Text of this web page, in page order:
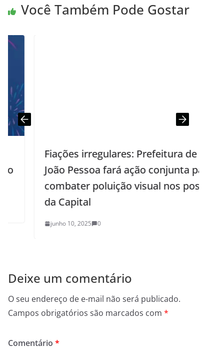
Você Também Pode Gostar
Fiações irregulares: Prefeitura de
João Pessoa fará ação conjunta para
combater poluição visual nos postes
da Capital
junho 10, 2025 0
Deixe um comentário
O seu endereço de e-mail não será publicado.
Campos obrigatórios são marcados com *
Comentário *